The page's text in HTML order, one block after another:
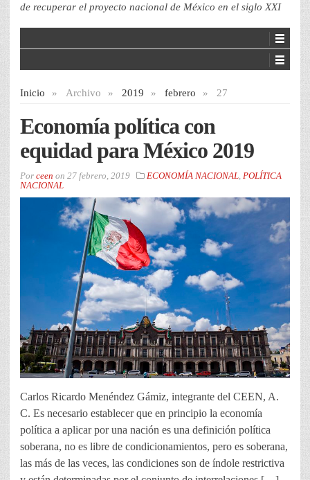
de recuperar el proyecto nacional de México en el siglo XXI
Inicio » Archivo » 2019 » febrero » 27
Economía política con
equidad para México 2019
Por ceen on 27 febrero, 2019 ECONOMÍA NACIONAL, POLÍTICA
NACIONAL
Carlos Ricardo Menéndez Gámiz, integrante del CEEN, A.
C. Es necesario establecer que en principio la economía
política a aplicar por una nación es una definición política
soberana, no es libre de condicionamientos, pero es soberana,
las más de las veces, las condiciones son de índole restrictiva